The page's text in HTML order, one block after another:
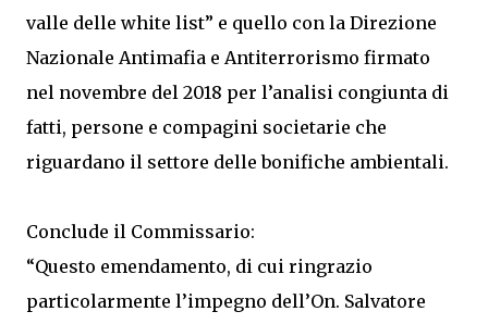
valle delle white list” e quello con la Direzione
Nazionale Antimafia e Antiterrorismo firmato
nel novembre del 2018 per l’analisi congiunta di
fatti, persone e compagini societarie che
riguardano il settore delle bonifiche ambientali.
Conclude il Commissario:
“Questo emendamento, di cui ringrazio
particolarmente l’impegno dell’On. Salvatore